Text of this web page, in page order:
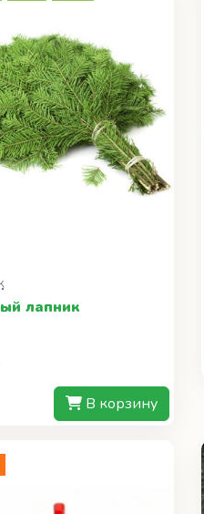
лапник
В корзину